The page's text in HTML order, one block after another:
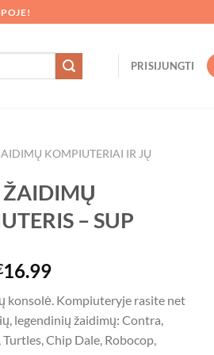
PRISIJUNGTI
KOMPIUTERIAI IR JŲ
ŽAIDIMŲ
– SUP
16.99Current
is:
€16.99.
konsolė. Kompiuteryje rasite net
legendinių žaidimų: Contra,
Turtles, Chip Dale, Robocop,